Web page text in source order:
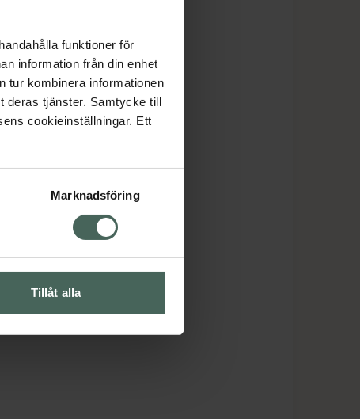
funktioner för
information från din enhet
tur kombinera informationen
deras tjänster. Samtycke till
cookieinställningar. Ett
Marknadsföring
Tillåt alla